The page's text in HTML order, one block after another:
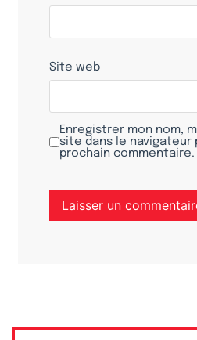
Site web
Enregistrer mon nom,
site dans le navigateur
prochain commentaire.